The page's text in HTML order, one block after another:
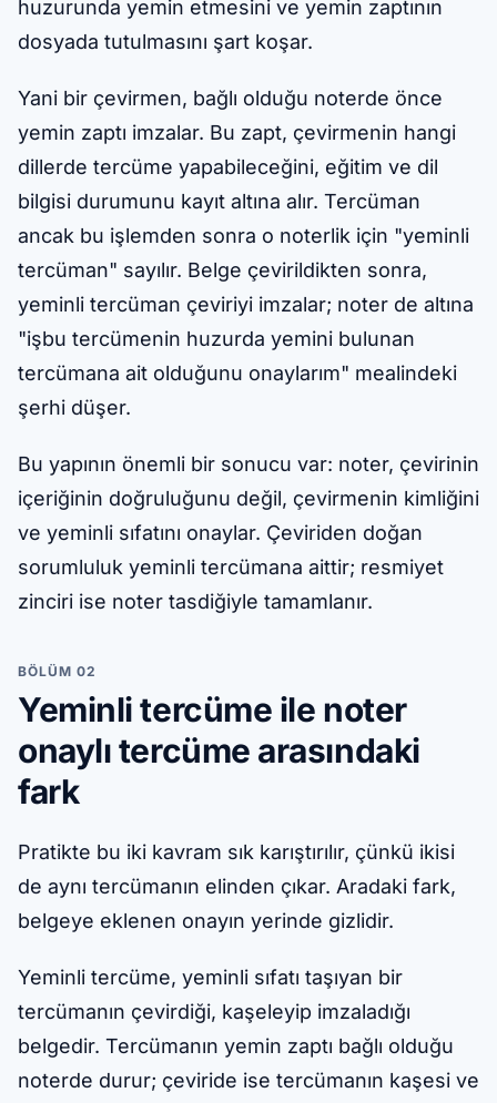
huzurunda yemin etmesini ve yemin zaptının
dosyada tutulmasını şart koşar.
Yani bir çevirmen, bağlı olduğu noterde önce
yemin zaptı imzalar. Bu zapt, çevirmenin hangi
dillerde tercüme yapabileceğini, eğitim ve dil
bilgisi durumunu kayıt altına alır. Tercüman
ancak bu işlemden sonra o noterlik için "yeminli
tercüman" sayılır. Belge çevirildikten sonra,
yeminli tercüman çeviriyi imzalar; noter de altına
"işbu tercümenin huzurda yemini bulunan
tercümana ait olduğunu onaylarım" mealindeki
şerhi düşer.
Bu yapının önemli bir sonucu var: noter, çevirinin
içeriğinin doğruluğunu değil, çevirmenin kimliğini
ve yeminli sıfatını onaylar. Çeviriden doğan
sorumluluk yeminli tercümana aittir; resmiyet
zinciri ise noter tasdiğiyle tamamlanır.
BÖLÜM 02
Yeminli tercüme ile noter
onaylı tercüme arasındaki
fark
Pratikte bu iki kavram sık karıştırılır, çünkü ikisi
de aynı tercümanın elinden çıkar. Aradaki fark,
belgeye eklenen onayın yerinde gizlidir.
Yeminli tercüme, yeminli sıfatı taşıyan bir
tercümanın çevirdiği, kaşeleyip imzaladığı
belgedir. Tercümanın yemin zaptı bağlı olduğu
noterde durur; çeviride ise tercümanın kaşesi ve